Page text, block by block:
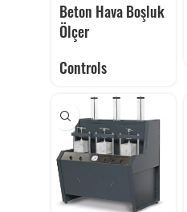
Beton Hava Boşluk
Ölçer
Controls